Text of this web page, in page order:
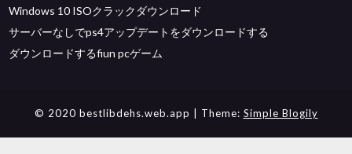
Windows 10 ISOクラックダウンロード
サーバーなしでps4アップデートをダウンロードする
ダウンロードするfiun pcゲーム
© 2020 bestlibdehs.web.app | Theme: Simple Blogily